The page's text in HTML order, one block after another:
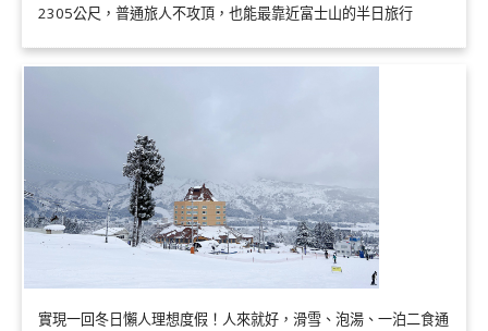
2305公尺，普通旅人不攻頂，也能最靠近富士山的半日旅行
實現一回冬日懶人理想度假！人來就好，滑雪、泡湯、一泊二食通